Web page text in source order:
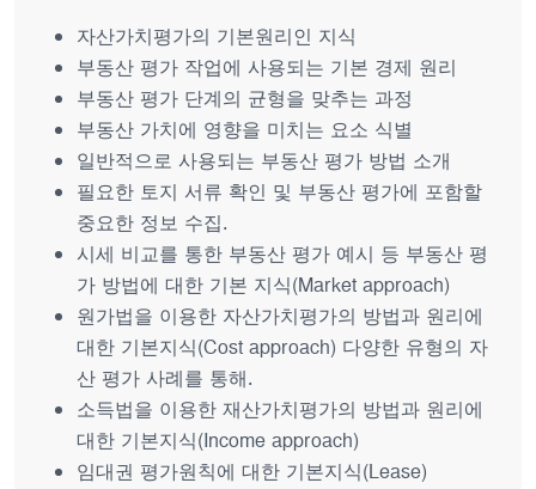
자산가치평가의 기본원리인 지식
부동산 평가 작업에 사용되는 기본 경제 원리
부동산 평가 단계의 균형을 맞추는 과정
부동산 가치에 영향을 미치는 요소 식별
일반적으로 사용되는 부동산 평가 방법 소개
필요한 토지 서류 확인 및 부동산 평가에 포함할
중요한 정보 수집.
시세 비교를 통한 부동산 평가 예시 등 부동산 평
가 방법에 대한 기본 지식(Market approach)
원가법을 이용한 자산가치평가의 방법과 원리에
대한 기본지식(Cost approach) 다양한 유형의 자
산 평가 사례를 통해.
소득법을 이용한 재산가치평가의 방법과 원리에
대한 기본지식(Income approach)
임대권 평가원칙에 대한 기본지식(Lease)